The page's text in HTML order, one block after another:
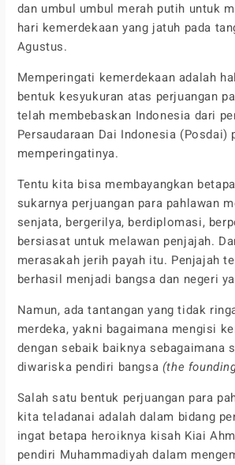
dan umbul umbul merah putih untuk
hari kemerdekaan yang jatuh pada
Agustus.
Memperingati kemerdekaan adalah
bentuk kesyukuran atas perjuangan
telah membebaskan Indonesia dari
Persaudaraan Dai Indonesia (Posdai)
memperingatinya.
Tentu kita bisa membayangkan
sukarnya perjuangan para pahlawan
senjata, bergerilya, berdiplomasi,
bersiasat untuk melawan penjajah.
merasakah jerih payah itu. Penjajah
berhasil menjadi bangsa dan negeri
Namun, ada tantangan yang tidak
merdeka, yakni bagaimana mengisi
dengan sebaik baiknya sebagaimana
diwariska pendiri bangsa (the
Salah satu bentuk perjuangan para
kita teladanai adalah dalam bidang
ingat betapa heroiknya kisah Kiai
pendiri Muhammadiyah dalam